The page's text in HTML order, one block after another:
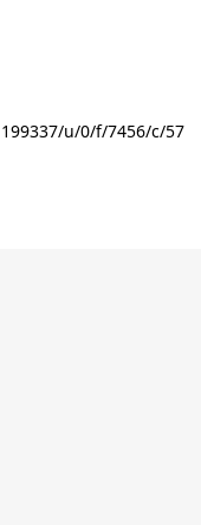
u/0/f/7456/c/57